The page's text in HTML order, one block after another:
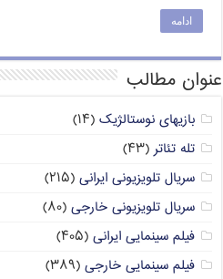
ادامه
عنوان مطالب
بازیهای نوستالژیک (۱۴)
تله تئاتر(۴۳)
سریال تلویزیونی ایرانی (۲۱۵)
سریال تلویزیونی خارجی (۸۰)
فیلم سینمایی ایرانی (۴۰۵)
فیلم سینمایی خارجی (۳۸۹)